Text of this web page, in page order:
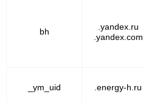
bh
.yandex.ru
.yandex.com
_ym_uid .energy-h.ru